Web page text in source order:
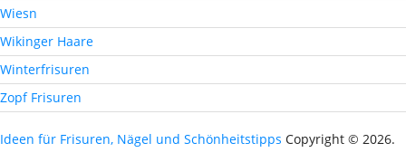
Wiesn
Wikinger Haare
Winterfrisuren
Zopf Frisuren
Ideen für Frisuren, Nägel und Schönheitstipps Copyright © 2026.